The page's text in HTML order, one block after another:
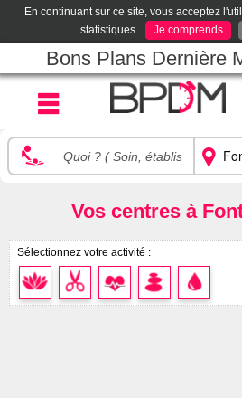
En continuant sur ce site, vous acceptez
statistiques.
Je comprends
Bons Plans Dernière
Vos centres à
Sélectionnez votre activité :